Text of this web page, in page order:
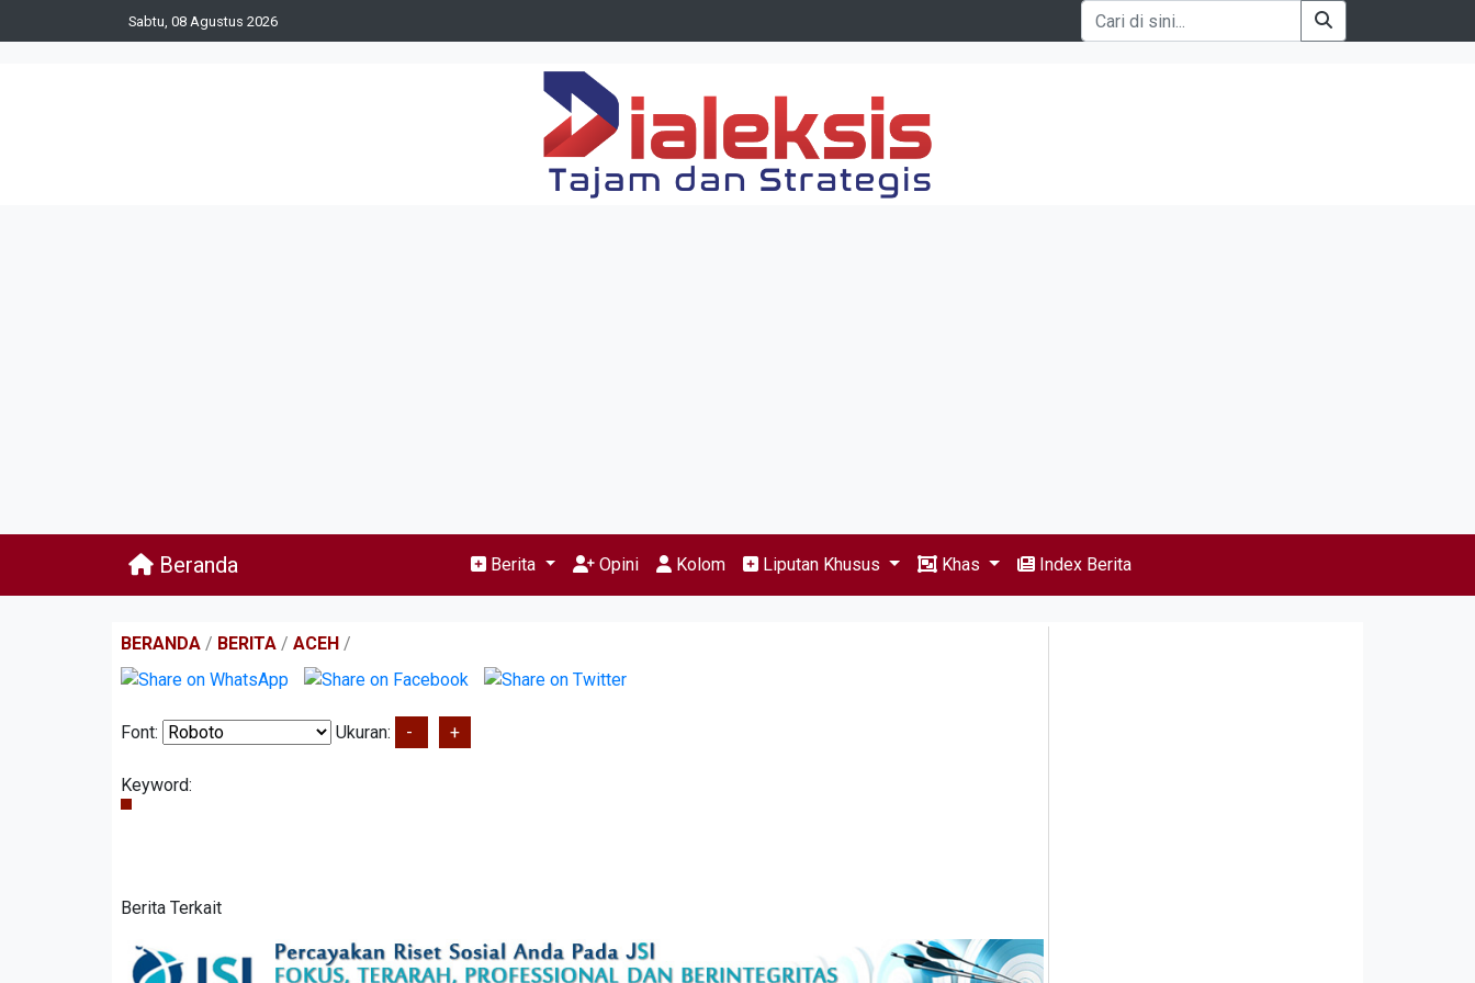
Sabtu, 08 Agustus 2026
Beranda Berita Opini Kolom Liputan Khusus Khas Index Berita
BERANDA / BERITA / ACEH /
Font: Ukuran: - +
Keyword:
Berita Terkait